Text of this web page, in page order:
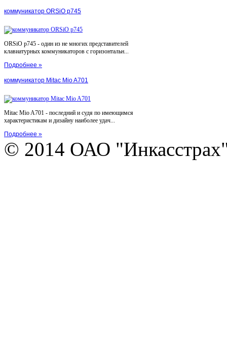
коммуникатор ORSiO p745
ORSiO p745 - один из не многих представителей
клавиатурных коммуникаторов с горизонтальн...
Подробнее »
коммуникатор Mitac Mio A701
Mitac Mio A701 - последний и судя по имеющимся
характеристикам и дизайну наиболее удач...
Подробнее »
© 2014 ОАО